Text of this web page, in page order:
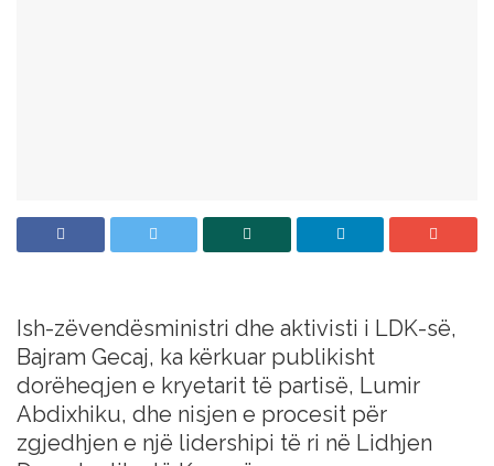
Ish-zëvendësministri dhe aktivisti i LDK-së,
Bajram Gecaj, ka kërkuar publikisht
dorëheqjen e kryetarit të partisë, Lumir
Abdixhiku, dhe nisjen e procesit për
zgjedhjen e një lidershipi të ri në Lidhjen